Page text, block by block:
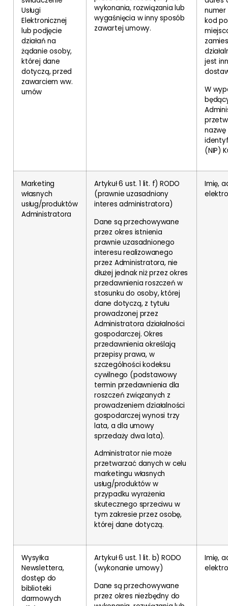
Usługi
Elektronicznej
lub podjęcie
działań na
żądanie osoby,
której dane
dotyczą, przed
zawarciem ww.
umów
wykonania, rozwiązania lub
wygaśnięcia w inny sposób
zawartej umowy.
numer
kod
jest
W
(NIP)
Marketing
własnych
usług/produktów
Administratora
Artykuł 6 ust. 1 lit. f) RODO
(prawnie uzasadniony
interes administratora)
Dane są przechowywane
przez okres istnienia
prawnie uzasadnionego
interesu realizowanego
przez Administratora, nie
dłużej jednak niż przez okres
przedawnienia roszczeń w
stosunku do osoby, której
dane dotyczą, z tytułu
prowadzonej przez
Administratora działalności
gospodarczej. Okres
przedawnienia określają
przepisy prawa, w
szczególności kodeksu
cywilnego (podstawowy
termin przedawnienia dla
roszczeń związanych z
prowadzeniem działalności
gospodarczej wynosi trzy
lata, a dla umowy
sprzedaży dwa lata).
Administrator nie może
przetwarzać danych w celu
marketingu własnych
usług/produktów w
przypadku wyrażenia
skutecznego sprzeciwu w
tym zakresie przez osobę,
której dane dotyczą.
Imię,
Wysyłka
Newslettera,
dostęp do
biblioteki
darmowych
Artykuł 6 ust. 1 lit. b) RODO
(wykonanie umowy)
Dane są przechowywane
przez okres niezbędny do
Imię,